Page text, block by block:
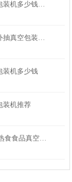
鱼虾肉商用双室真空包装机多少钱一台
立式半导体芯片颗粒外抽真空包装机厂家
装机多少钱
装机推荐
ZH-400型台式不锈钢熟食食品真空包装机设备